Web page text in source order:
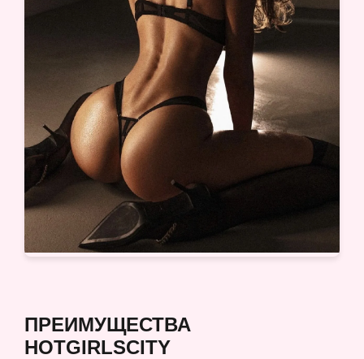
ПРЕИМУЩЕСТВА
HOTGIRLSCITY